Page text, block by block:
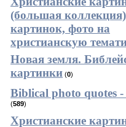
(большая
картинок, фото на
христианскую
Новая земля.
картинки (0)
Biblical photo quotes -
(589)
Христианские